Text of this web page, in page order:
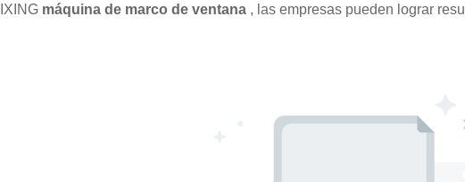
máquina de marco de ventana , las empresas pueden lograr